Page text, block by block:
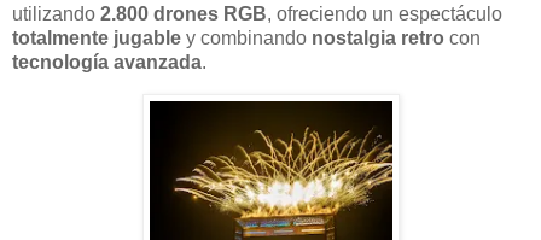
utilizando 2.800 drones RGB, ofreciendo un espectáculo
totalmente jugable y combinando nostalgia retro con
tecnología avanzada.